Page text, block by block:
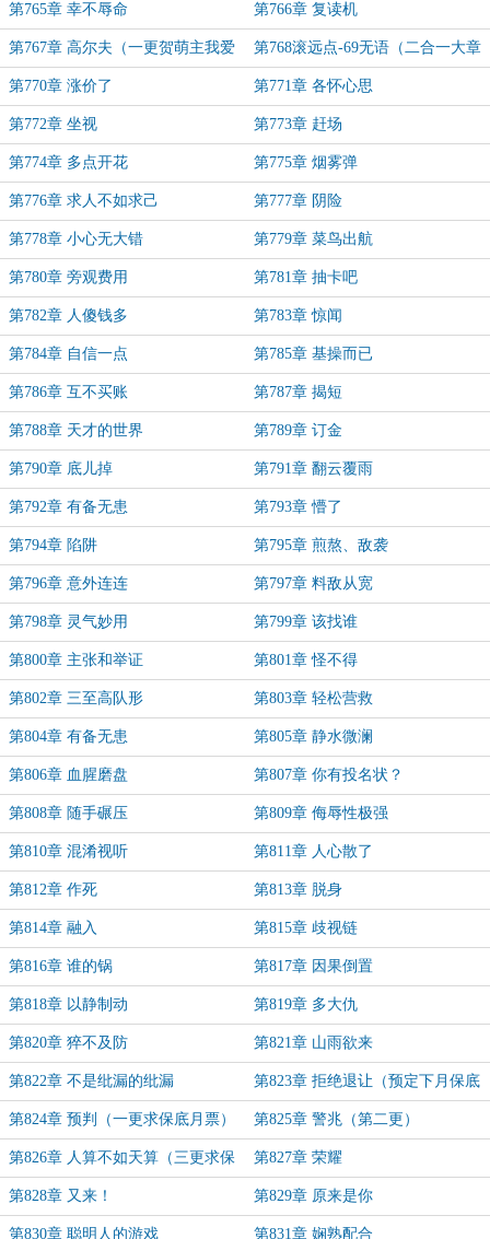
第765章 幸不辱命 第766章 复读机
第767章 高尔夫（一更贺萌主我爱
大米）
第768滚远点-69无语（二合一大章
求双倍月票）
第770章 涨价了 第771章 各怀心思
第772章 坐视 第773章 赶场
第774章 多点开花 第775章 烟雾弹
第776章 求人不如求己 第777章 阴险
第778章 小心无大错 第779章 菜鸟出航
第780章 旁观费用 第781章 抽卡吧
第782章 人傻钱多 第783章 惊闻
第784章 自信一点 第785章 基操而已
第786章 互不买账 第787章 揭短
第788章 天才的世界 第789章 订金
第790章 底儿掉 第791章 翻云覆雨
第792章 有备无患 第793章 懵了
第794章 陷阱 第795章 煎熬、敌袭
第796章 意外连连 第797章 料敌从宽
第798章 灵气妙用 第799章 该找谁
第800章 主张和举证 第801章 怪不得
第802章 三至高队形 第803章 轻松营救
第804章 有备无患 第805章 静水微澜
第806章 血腥磨盘 第807章 你有投名状？
第808章 随手碾压 第809章 侮辱性极强
第810章 混淆视听 第811章 人心散了
第812章 作死 第813章 脱身
第814章 融入 第815章 歧视链
第816章 谁的锅 第817章 因果倒置
第818章 以静制动 第819章 多大仇
第820章 猝不及防 第821章 山雨欲来
第822章 不是纰漏的纰漏 第823章 拒绝退让（预定下月保底
月票）
第824章 预判（一更求保底月票） 第825章 警兆（第二更）
第826章 人算不如天算（三更求保
底月票）
第827章 荣耀
第828章 又来！ 第829章 原来是你
第830章 聪明人的游戏 第831章 娴熟配合